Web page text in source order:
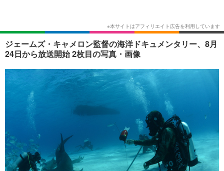
韓流・K-POP 韓国・芸能
音楽 スポーツ
グラビア ブログ
ショッピング
ライフTOP グルメ
ペット ショッピング
その他
リリース一覧
プッシュ通知の停止方法
ジェームズ・キャメロン監督の海洋ドキュメンタリー、8月
24日から放送開始 2枚目の写真・画像